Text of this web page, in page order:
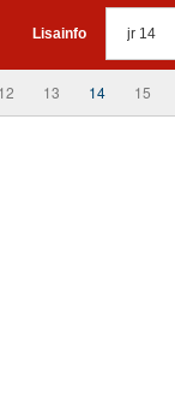
Lisainfo
12 13 14 15